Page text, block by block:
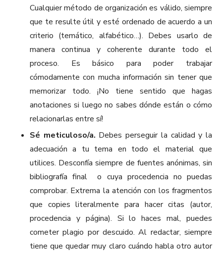
Cualquier método de organización es válido, siempre
que te resulte útil y esté ordenado de acuerdo a un
criterio (temático, alfabético…). Debes usarlo de
manera continua y coherente durante todo el
proceso. Es básico para poder trabajar
cómodamente con mucha información sin tener que
memorizar todo. ¡No tiene sentido que hagas
anotaciones si luego no sabes dónde están o cómo
relacionarlas entre sí!
Sé meticuloso/a. Debes perseguir la calidad y la
adecuación a tu tema en todo el material que
utilices. Desconfía siempre de fuentes anónimas, sin
bibliografía final o cuya procedencia no puedas
comprobar. Extrema la atención con los fragmentos
que copies literalmente para hacer citas (autor,
procedencia y página). Si lo haces mal, puedes
cometer plagio por descuido. Al redactar, siempre
tiene que quedar muy claro cuándo habla otro autor